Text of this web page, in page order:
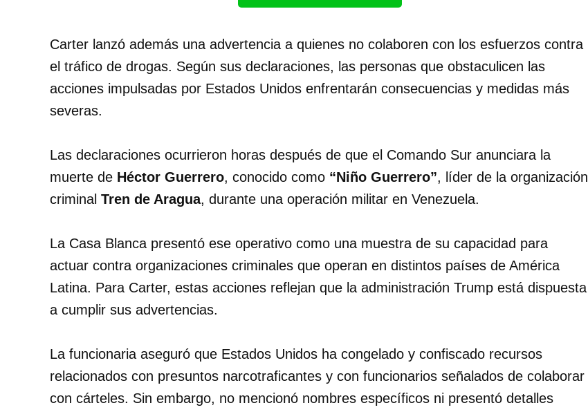
Carter lanzó además una advertencia a quienes no colaboren con los esfuerzos contra
el tráfico de drogas. Según sus declaraciones, las personas que obstaculicen las
acciones impulsadas por Estados Unidos enfrentarán consecuencias y medidas más
severas.
Las declaraciones ocurrieron horas después de que el Comando Sur anunciara la
muerte de Héctor Guerrero, conocido como “Niño Guerrero”, líder de la organización
criminal Tren de Aragua, durante una operación militar en Venezuela.
La Casa Blanca presentó ese operativo como una muestra de su capacidad para
actuar contra organizaciones criminales que operan en distintos países de América
Latina. Para Carter, estas acciones reflejan que la administración Trump está dispuesta
a cumplir sus advertencias.
La funcionaria aseguró que Estados Unidos ha congelado y confiscado recursos
relacionados con presuntos narcotraficantes y con funcionarios señalados de colaborar
con cárteles. Sin embargo, no mencionó nombres específicos ni presentó detalles